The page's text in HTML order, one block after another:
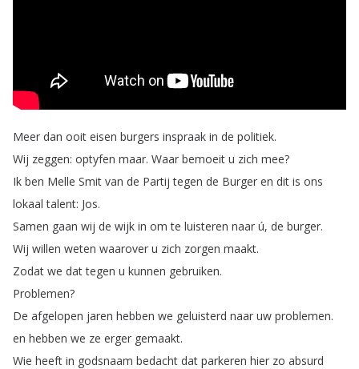
Meer dan ooit eisen burgers inspraak in de politiek.
Wij zeggen: optyfen maar. Waar bemoeit u zich mee?
Ik ben Melle Smit van de Partij tegen de Burger en dit is ons
lokaal talent: Jos.
Samen gaan wij de wijk in om te luisteren naar ú, de burger.
Wij willen weten waarover u zich zorgen maakt.
Zodat we dat tegen u kunnen gebruiken.
Problemen?
De afgelopen jaren hebben we geluisterd naar uw problemen.
en hebben we ze erger gemaakt.
Wie heeft in godsnaam bedacht dat parkeren hier zo absurd